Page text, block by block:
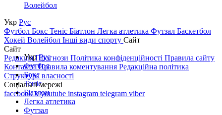
Волейбол
Укр Рус
Футбол Бокс Теніс Біатлон Легка атлетика Футзал Баскетбол
Хокей Волейбол Інші види спорту Сайт
Сайт
РедакціяПрогнози Політика конфіденційності Правила сайту
КонтактиПравила коментування Редакційна політика
Структура власності
Соціальні мережі
facebookxyoutube instagram telegram viber
УкрРус
Футбол
Бокс
Теніс
Біатлон
Легка атлетика
Футзал